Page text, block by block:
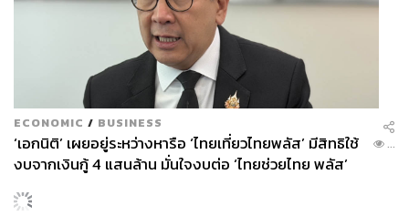
ECONOMIC / BUSINESS
‘เอกนิติ’ เผยอยู่ระหว่างหารือ ‘ไทยเที่ยวไทยพลัส’ มีสิทธิใช้
งบจากเงินกู้ 4 แสนล้าน มั่นใจงบต่อ ‘ไทยช่วยไทย พลัส’
...